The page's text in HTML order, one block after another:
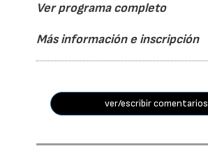
Ver programa completo
Más información e inscripción
ver/escribir comentarios